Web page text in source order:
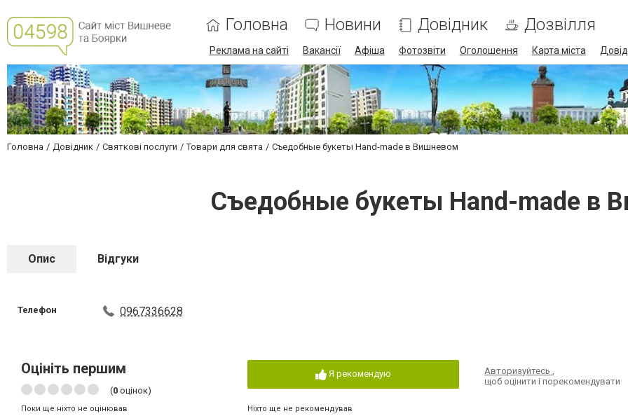
Головна Новини Довідник Дозвілля
Реклама на сайті Вакансії Афіша Фотозвіти Оголошення Карта міста
Головна Довідник Святкові послуги Товари для свята Съедобные букеты Hand-made в Вишневом
Съедобные букеты Hand-made в
Опис Відгуки
Телефон 0967336628
Оцініть першим
(0 оцінок)
Поки ще ніхто не оцінював
Я рекомендую
Ніхто ще не рекомендував
Авторизуйтесь,
щоб оцінити і порекомендувати